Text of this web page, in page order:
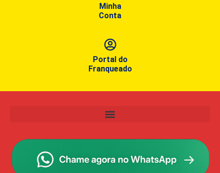
Minha
Conta
Portal do
Franqueado